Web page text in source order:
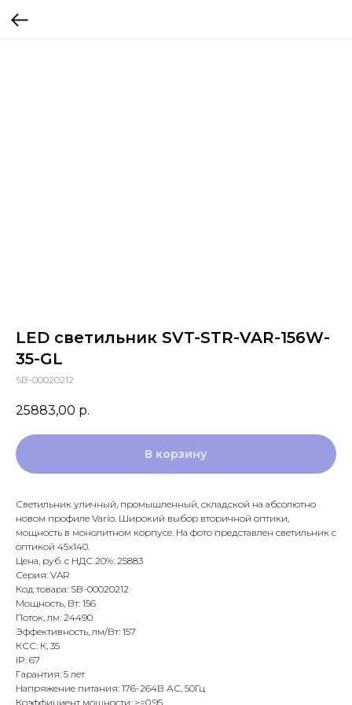
LED светильник SVT-STR-VAR-156W-
35-GL
SB-00020212
25883,00 р.
В корзину
Светильник уличный, промышленный, складской на абсолютно
новом профиле Vario. Широкий выбор вторичной оптики,
мощность в монолитном корпусе. На фото представлен светильник с
оптикой 45х140.
Цена, руб. с НДС 20%: 25883
Серия: VAR
Код товара: SB-00020212
Мощность, Вт: 156
Поток, лм: 24490
Эффективность, лм/Вт: 157
КСС: К, 35
IP: 67
Гарантия: 5 лет
Напряжение питания: 176-264В АС, 50Гц
Коэффициент мощности: >=0,95